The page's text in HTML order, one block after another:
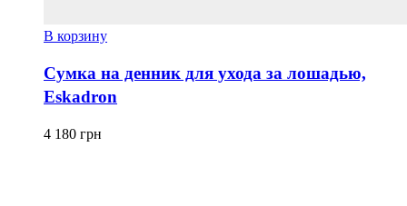
В корзину
Сумка на денник для ухода за лошадью,
Eskadron
4 180 грн